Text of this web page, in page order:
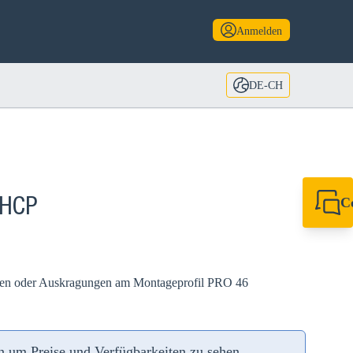
Anmelden
DE-CH
oder Auskragungen am Montageprofil PRO 46